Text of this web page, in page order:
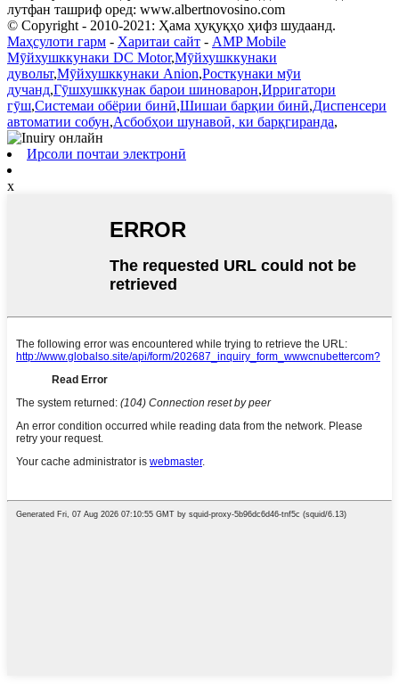
лутфан ташриф оред: www.albertnovosino.com
© Copyright - 2010-2021: Ҳама ҳуқуқҳо ҳифз шудаанд.
Маҳсулоти гарм - Харитаи сайт - AMP Mobile
Мӯйхушккунаки DC Motor,Мӯйхушккунаки
дувольт,Мӯйхушккунаки Anion,Росткунаки мӯи
дучанд,Гӯшхушккунак барои шиноварон,Ирригатори
гӯш,Системаи обёрии бинӣ,Шишаи барқии бинӣ,Диспенсери
автоматии собун,Асбобҳои шунавоӣ, ки барқгиранда,
Ирсоли почтаи электронӣ
x